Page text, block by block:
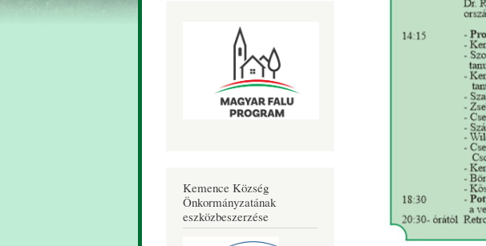
Kemence Község
Önkormányzatának
eszközbeszerzése